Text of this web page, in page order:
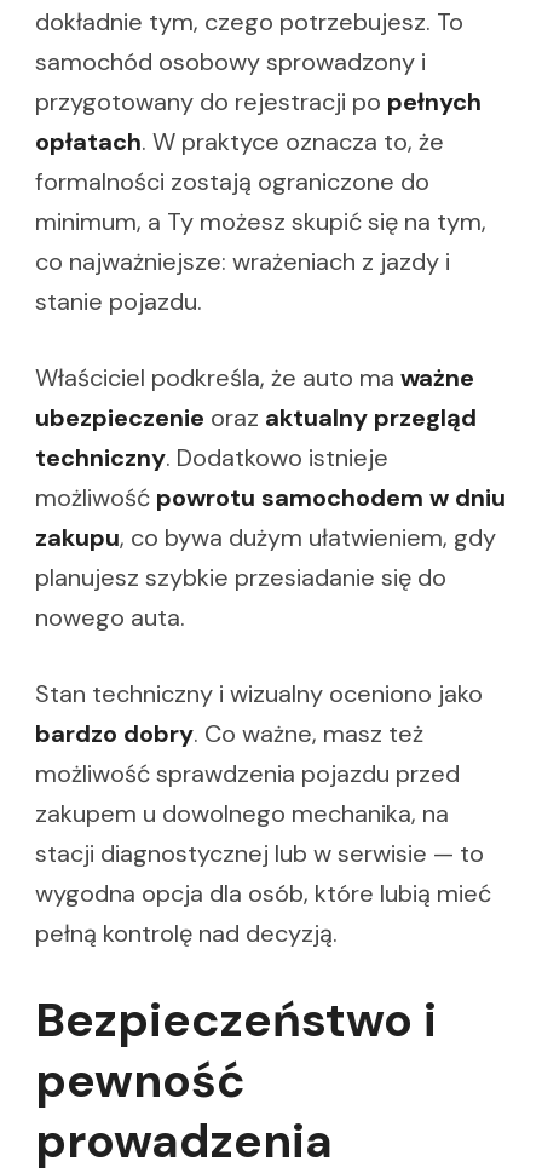
dokładnie tym, czego potrzebujesz. To
samochód osobowy sprowadzony i
przygotowany do rejestracji po pełnych
opłatach. W praktyce oznacza to, że
formalności zostają ograniczone do
minimum, a Ty możesz skupić się na tym,
co najważniejsze: wrażeniach z jazdy i
stanie pojazdu.
Właściciel podkreśla, że auto ma ważne
ubezpieczenie oraz aktualny przegląd
techniczny. Dodatkowo istnieje
możliwość powrotu samochodem w dniu
zakupu, co bywa dużym ułatwieniem, gdy
planujesz szybkie przesiadanie się do
nowego auta.
Stan techniczny i wizualny oceniono jako
bardzo dobry. Co ważne, masz też
możliwość sprawdzenia pojazdu przed
zakupem u dowolnego mechanika, na
stacji diagnostycznej lub w serwisie — to
wygodna opcja dla osób, które lubią mieć
pełną kontrolę nad decyzją.
Bezpieczeństwo i
pewność
prowadzenia